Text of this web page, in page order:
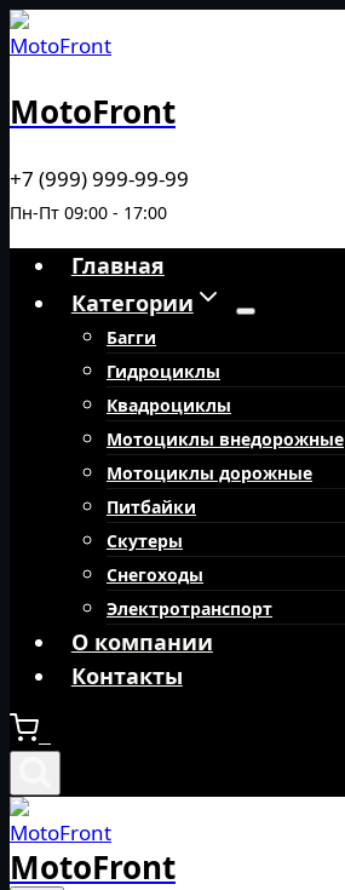
Перейти
к
MotoFront
+7 (999) 999-99-99
Пн-Пт 09:00 - 17:00
Главная
Категории
Багги
Гидроциклы
Квадроциклы
Мотоциклы внедорожные
Мотоциклы дорожные
Питбайки
Скутеры
Снегоходы
Электротранспорт
О компании
Контакты
MotoFront